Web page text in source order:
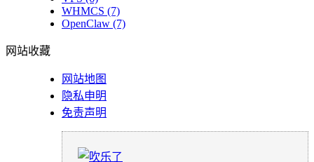
WHMCS (7)
OpenClaw (7)
网站收藏
网站地图
隐私申明
免责声明